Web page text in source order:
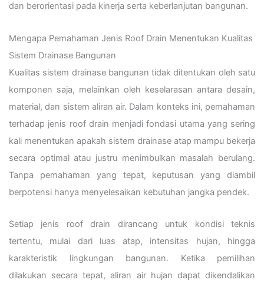
dan berorientasi pada kinerja serta keberlanjutan bangunan.
Mengapa Pemahaman Jenis Roof Drain Menentukan Kualitas
Sistem Drainase Bangunan
Kualitas sistem drainase bangunan tidak ditentukan oleh satu
komponen saja, melainkan oleh keselarasan antara desain,
material, dan sistem aliran air. Dalam konteks ini, pemahaman
terhadap jenis roof drain menjadi fondasi utama yang sering
kali menentukan apakah sistem drainase atap mampu bekerja
secara optimal atau justru menimbulkan masalah berulang.
Tanpa pemahaman yang tepat, keputusan yang diambil
berpotensi hanya menyelesaikan kebutuhan jangka pendek.
Setiap jenis roof drain dirancang untuk kondisi teknis
tertentu, mulai dari luas atap, intensitas hujan, hingga
karakteristik lingkungan bangunan. Ketika pemilihan
dilakukan secara tepat, aliran air hujan dapat dikendalikan